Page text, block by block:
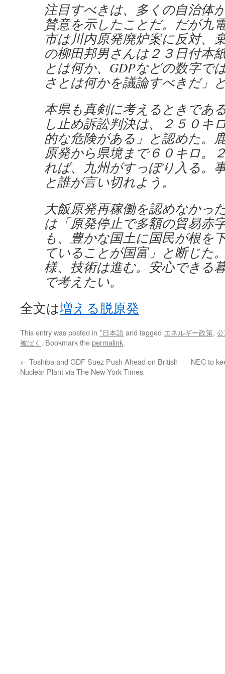
注目すべきは、多くの自治体
賛意を示したことだ。だが九
市は川内原発廃炉案に反対、
の柳田邦男さんは２３日付本
とは何か、GDPなどの数字で
さとは何かを議論すべきだ」
本県も真剣に考えるときであ
し止め訴訟判決は、２５０キ
的な危険がある」と認めた。
原発から県境まで６０キロ。
れば、九州がすっぽり入る。
と誰が言い切れよう。
大飯原発再稼働を認めなかっ
は「原発停止で多額の貿易赤
も、豊かな国土に国民が根を
ていることが国富」と断じた
様、技術は進む。安心できる
で考えたい。
全文は増える脱原発
This entry was posted in *日本語and tagged エネルギー政策,
被ばく . Bookmark thepermalink.
← Toshiba and GDF Suez Push Ahead on British
Nuclear Plant via The New York Times
NEC to